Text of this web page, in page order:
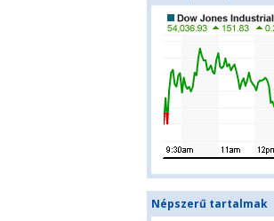
Népszerű tartalmak